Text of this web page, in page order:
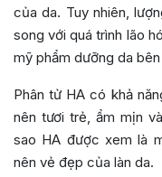
của da. Tuy nhiên,
song với quá trình lão
mỹ phẩm dưỡng da
Phân tử HA có khả
nên tươi trẻ, ẩm mịn
sao HA được xem là
nên vẻ đẹp của làn da.